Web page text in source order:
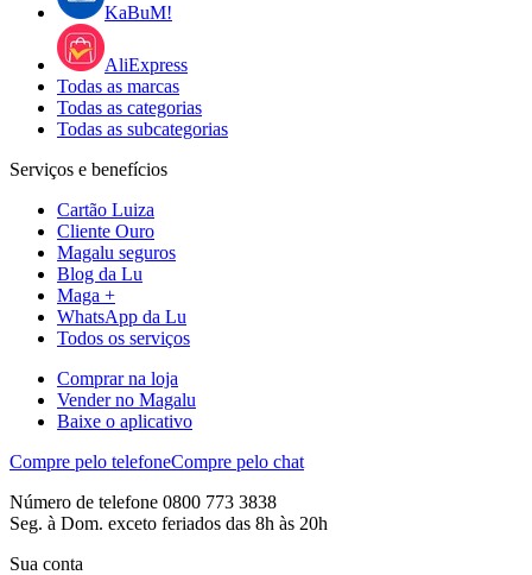
KaBuM!
AliExpress
Todas as marcas
Todas as categorias
Todas as subcategorias
Serviços e benefícios
Cartão Luiza
Cliente Ouro
Magalu seguros
Blog da Lu
Maga +
WhatsApp da Lu
Todos os serviços
Comprar na loja
Vender no Magalu
Baixe o aplicativo
Compre pelo telefoneCompre pelo chat
Número de telefone 0800 773 3838
Seg. à Dom. exceto feriados das 8h às 20h
Sua conta